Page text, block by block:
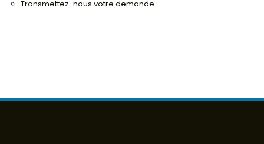
Transmettez-nous votre demande